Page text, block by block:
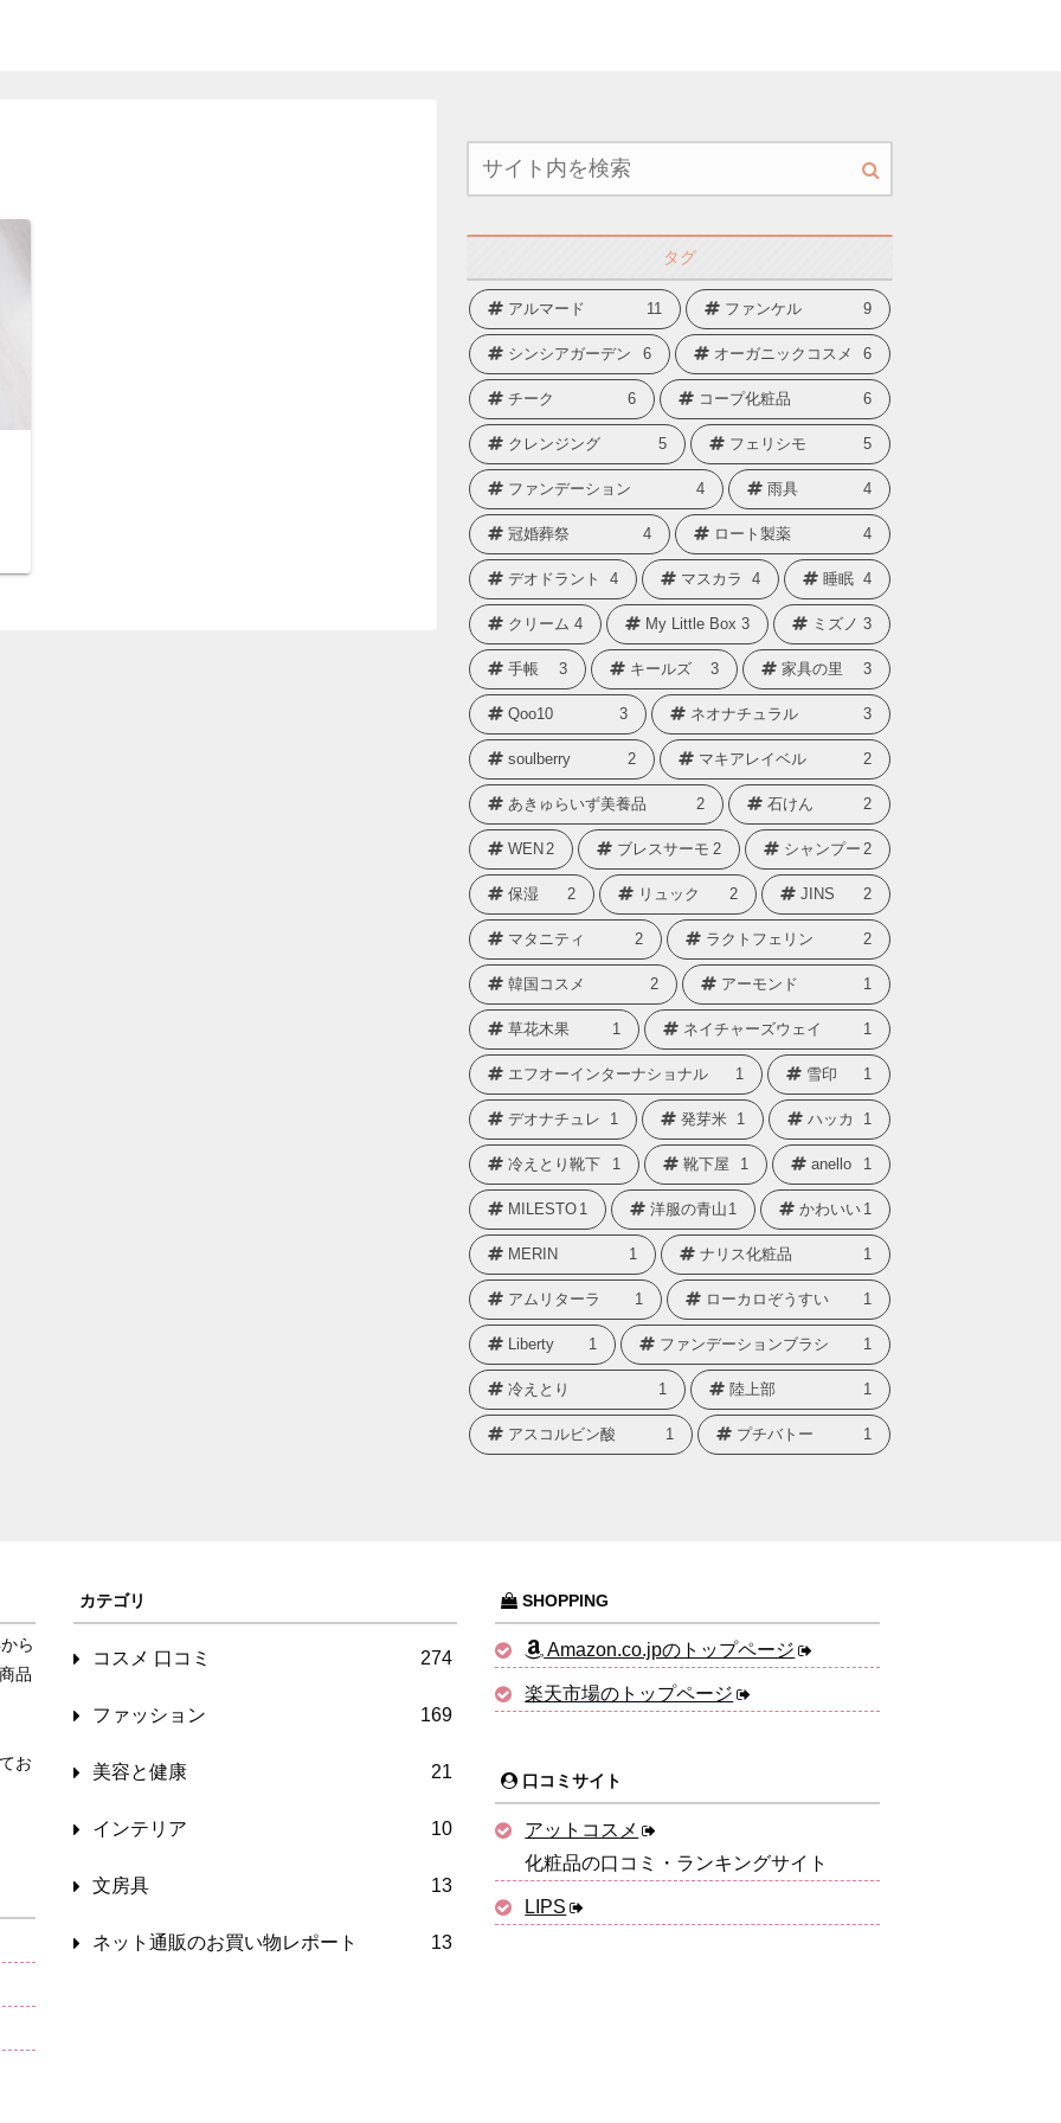
タグ
アルマード 11 ファンケル 9
シンシアガーデン 6 オーガニックコスメ 6
チーク 6 コープ化粧品 6
クレンジング 5 フェリシモ 5
ファンデーション 4 雨具 4
冠婚葬祭 4 ロート製薬 4
デオドラント 4 マスカラ 4 睡眠 4
クリーム 4 My Little Box 3 ミズノ 3
手帳 3 キールズ 3 家具の里 3
Qoo10 3 ネオナチュラル 3
soulberry 2 マキアレイベル 2
あきゅらいず美養品 2 石けん 2
WEN 2 ブレスサーモ 2 シャンプー 2
保湿 2 リュック 2 JINS 2
マタニティ 2 ラクトフェリン 2
韓国コスメ 2 アーモンド 1
草花木果 1 ネイチャーズウェイ 1
エフオーインターナショナル 1 雪印 1
デオナチュレ 1 発芽米 1 ハッカ 1
冷えとり靴下 1 靴下屋 1 anello 1
MILESTO 1 洋服の青山 1 かわいい 1
MERIN 1 ナリス化粧品 1
アムリターラ 1 ローカロぞうすい 1
Liberty 1 ファンデーションブラシ 1
冷えとり 1 陸上部 1
アスコルビン酸 1 プチバトー 1
ら
品
お
カテゴリ
コスメ 口コミ 274
ファッション 169
美容と健康 21
インテリア 10
文房具 13
ネット通販のお買い物レポート 13
SHOPPING
Amazon.co.jpのトップページ
楽天市場のトップページ
口コミサイト
アットコスメ
化粧品の口コミ・ランキングサイト
LIPS